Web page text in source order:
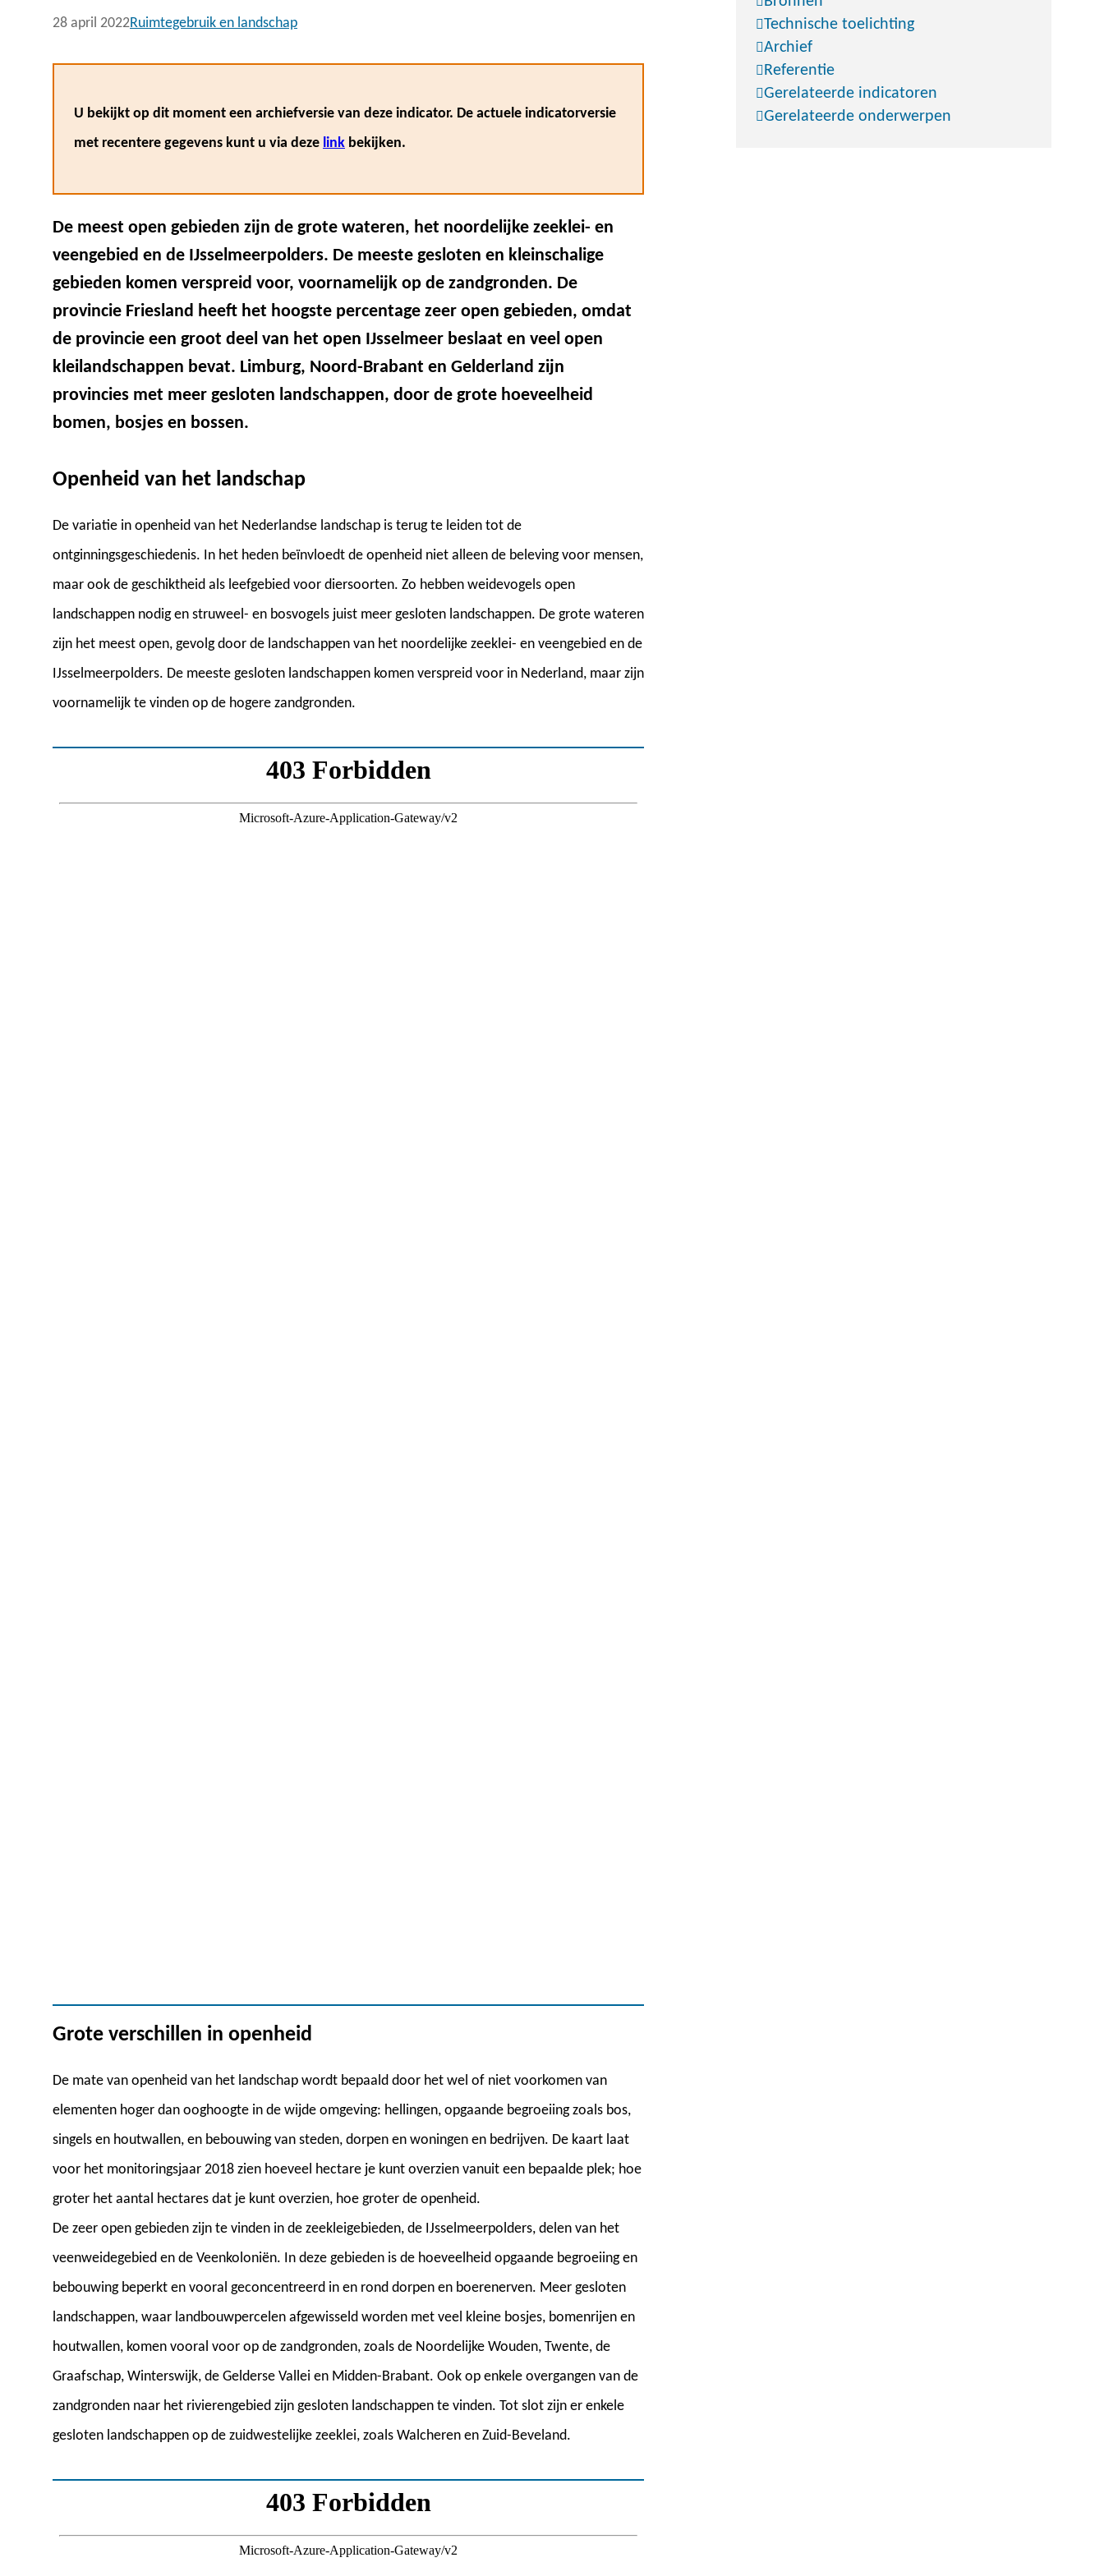
28 april 2022Ruimtegebruik en landschap
Technische toelichting
Archief
Referentie
Gerelateerde indicatoren
Gerelateerde onderwerpen
U bekijkt op dit moment een archiefversie van deze indicator. De actuele indicatorversie
met recentere gegevens kunt u via deze link bekijken.
De meest open gebieden zijn de grote wateren, het noordelijke zeeklei- en
veengebied en de IJsselmeerpolders. De meeste gesloten en kleinschalige
gebieden komen verspreid voor, voornamelijk op de zandgronden. De
provincie Friesland heeft het hoogste percentage zeer open gebieden, omdat
de provincie een groot deel van het open IJsselmeer beslaat en veel open
kleilandschappen bevat. Limburg, Noord-Brabant en Gelderland zijn
provincies met meer gesloten landschappen, door de grote hoeveelheid
bomen, bosjes en bossen.
Openheid van het landschap
De variatie in openheid van het Nederlandse landschap is terug te leiden tot de
ontginningsgeschiedenis. In het heden beïnvloedt de openheid niet alleen de beleving voor mensen,
maar ook de geschiktheid als leefgebied voor diersoorten. Zo hebben weidevogels open
landschappen nodig en struweel- en bosvogels juist meer gesloten landschappen. De grote wateren
zijn het meest open, gevolg door de landschappen van het noordelijke zeeklei- en veengebied en de
IJsselmeerpolders. De meeste gesloten landschappen komen verspreid voor in Nederland, maar zijn
voornamelijk te vinden op de hogere zandgronden.
Grote verschillen in openheid
De mate van openheid van het landschap wordt bepaald door het wel of niet voorkomen van
elementen hoger dan ooghoogte in de wijde omgeving: hellingen, opgaande begroeiing zoals bos,
singels en houtwallen, en bebouwing van steden, dorpen en woningen en bedrijven. De kaart laat
voor het monitoringsjaar 2018 zien hoeveel hectare je kunt overzien vanuit een bepaalde plek; hoe
groter het aantal hectares dat je kunt overzien, hoe groter de openheid.
De zeer open gebieden zijn te vinden in de zeekleigebieden, de IJsselmeerpolders, delen van het
veenweidegebied en de Veenkoloniën. In deze gebieden is de hoeveelheid opgaande begroeiing en
bebouwing beperkt en vooral geconcentreerd in en rond dorpen en boerenerven. Meer gesloten
landschappen, waar landbouwpercelen afgewisseld worden met veel kleine bosjes, bomenrijen en
houtwallen, komen vooral voor op de zandgronden, zoals de Noordelijke Wouden, Twente, de
Graafschap, Winterswijk, de Gelderse Vallei en Midden-Brabant. Ook op enkele overgangen van de
zandgronden naar het rivierengebied zijn gesloten landschappen te vinden. Tot slot zijn er enkele
gesloten landschappen op de zuidwestelijke zeeklei, zoals Walcheren en Zuid-Beveland.